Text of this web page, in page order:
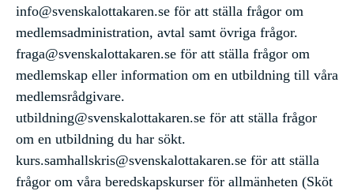
info@svenskalottakaren.se för att ställa frågor om
medlemsadministration, avtal samt övriga frågor.
fraga@svenskalottakaren.se för att ställa frågor om
medlemskap eller information om en utbildning till våra
medlemsrådgivare.
utbildning@svenskalottakaren.se för att ställa frågor
om en utbildning du har sökt.
kurs.samhallskris@svenskalottakaren.se för att ställa
frågor om våra beredskapskurser för allmänheten (Sköt